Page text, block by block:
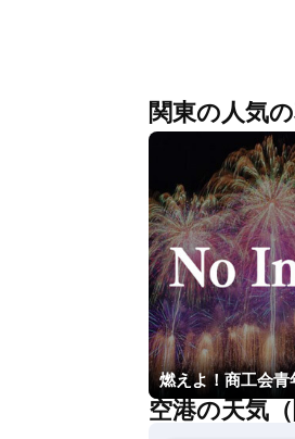
関東の人気
空港の天気（